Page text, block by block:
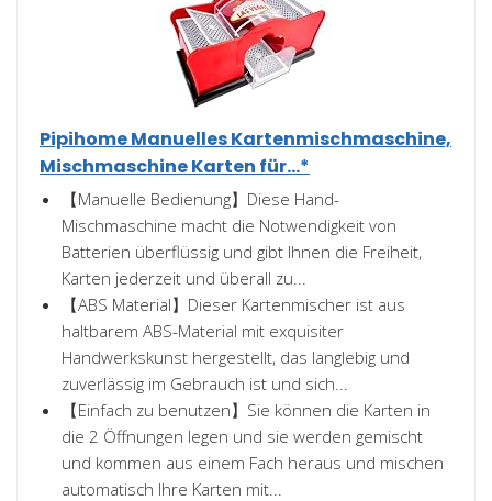
Pipihome Manuelles Kartenmischmaschine,
Mischmaschine Karten für...*
【Manuelle Bedienung】Diese Hand-
Mischmaschine macht die Notwendigkeit von
Batterien überflüssig und gibt Ihnen die Freiheit,
Karten jederzeit und überall zu...
【ABS Material】Dieser Kartenmischer ist aus
haltbarem ABS-Material mit exquisiter
Handwerkskunst hergestellt, das langlebig und
zuverlässig im Gebrauch ist und sich...
【Einfach zu benutzen】Sie können die Karten in
die 2 Öffnungen legen und sie werden gemischt
und kommen aus einem Fach heraus und mischen
automatisch Ihre Karten mit...